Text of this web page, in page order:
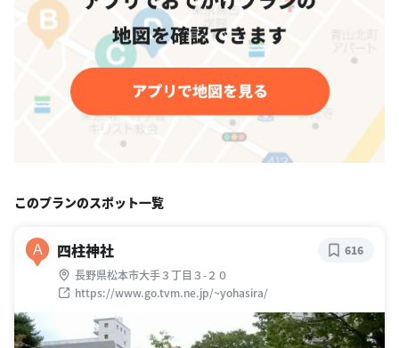
このプランのスポット一覧
A 四柱神社
長野県松本市大手３丁目３-２０
https://www.go.tvm.ne.jp/~yohasira/
616